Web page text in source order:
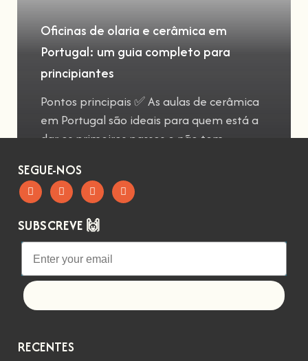
Oficinas de olaria e cerâmica em
Portugal: um guia completo para
principiantes
Pontos principais ✅ As aulas de cerâmica
em Portugal são ideais para quem está a
dar os primeiros passos e não tem
SEGUE-NOS
SUBSCREVE 🙌
RECENTES